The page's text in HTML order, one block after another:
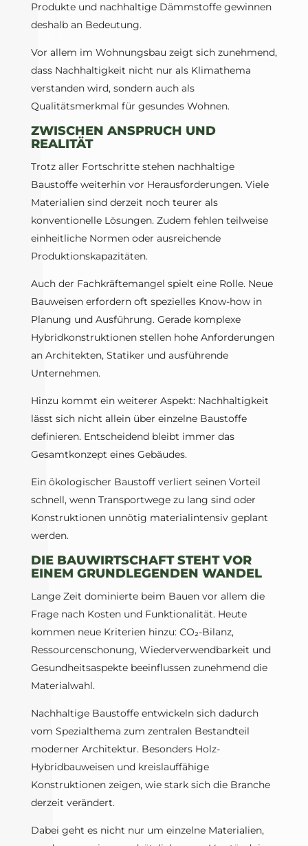
Produkte und nachhaltige Dämmstoffe gewinnen
deshalb an Bedeutung.
Vor allem im Wohnungsbau zeigt sich zunehmend,
dass Nachhaltigkeit nicht nur als Klimathema
verstanden wird, sondern auch als
Qualitätsmerkmal für gesundes Wohnen.
ZWISCHEN ANSPRUCH UND
REALITÄT
Trotz aller Fortschritte stehen nachhaltige
Baustoffe weiterhin vor Herausforderungen. Viele
Materialien sind derzeit noch teurer als
konventionelle Lösungen. Zudem fehlen teilweise
einheitliche Normen oder ausreichende
Produktionskapazitäten.
Auch der Fachkräftemangel spielt eine Rolle. Neue
Bauweisen erfordern oft spezielles Know-how in
Planung und Ausführung. Gerade komplexe
Hybridkonstruktionen stellen hohe Anforderungen
an Architekten, Statiker und ausführende
Unternehmen.
Hinzu kommt ein weiterer Aspekt: Nachhaltigkeit
lässt sich nicht allein über einzelne Baustoffe
definieren. Entscheidend bleibt immer das
Gesamtkonzept eines Gebäudes.
Ein ökologischer Baustoff verliert seinen Vorteil
schnell, wenn Transportwege zu lang sind oder
Konstruktionen unnötig materialintensiv geplant
werden.
DIE BAUWIRTSCHAFT STEHT VOR
EINEM GRUNDLEGENDEN WANDEL
Lange Zeit dominierte beim Bauen vor allem die
Frage nach Kosten und Funktionalität. Heute
kommen neue Kriterien hinzu: CO₂-Bilanz,
Ressourcenschonung, Wiederverwendbarkeit und
Gesundheitsaspekte beeinflussen zunehmend die
Materialwahl.
Nachhaltige Baustoffe entwickeln sich dadurch
vom Spezialthema zum zentralen Bestandteil
moderner Architektur. Besonders Holz-
Hybridbauweisen und kreislauffähige
Konstruktionen zeigen, wie stark sich die Branche
derzeit verändert.
Dabei geht es nicht nur um einzelne Materialien,